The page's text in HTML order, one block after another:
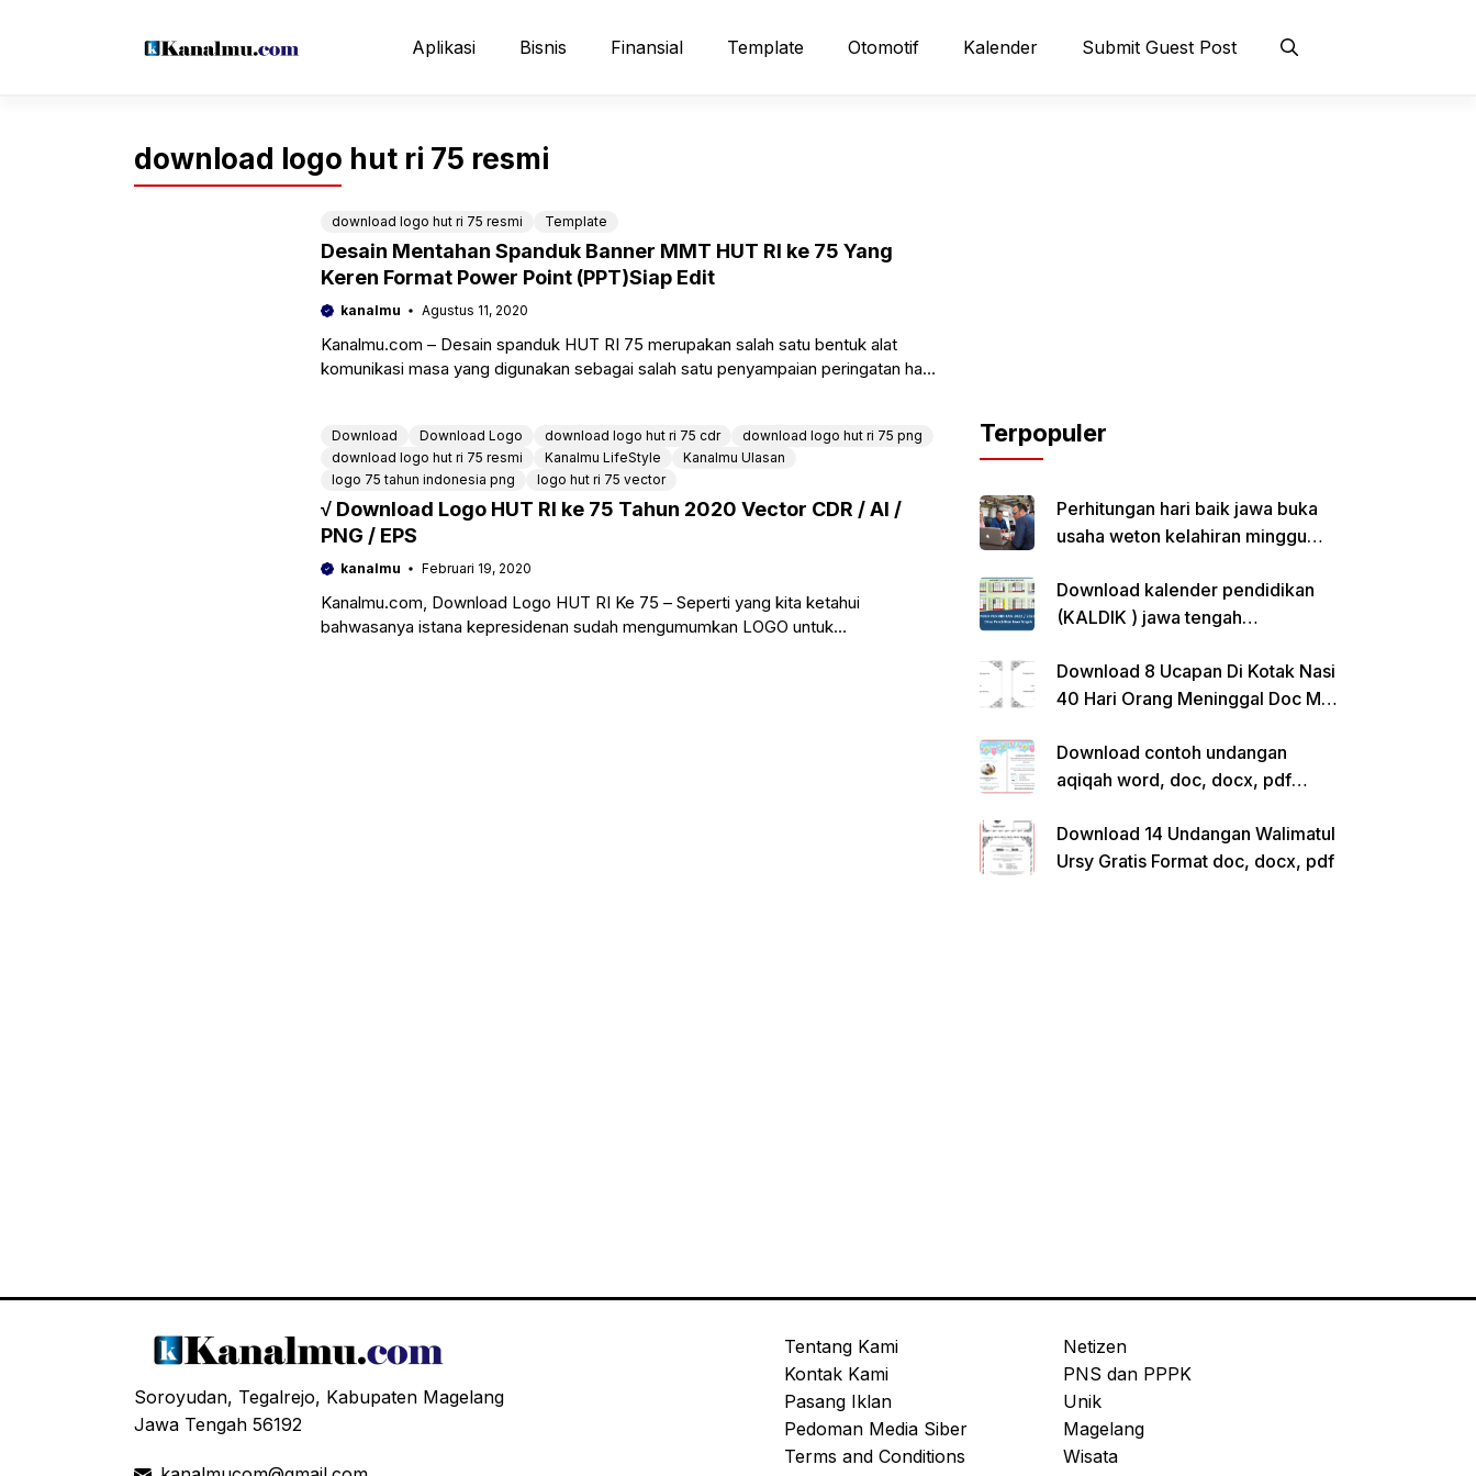
Aplikasi Bisnis Finansial Template Otomotif Kalender Submit Guest Post
download logo hut ri 75 resmi
download logo hut ri 75 resmi Template
Desain Mentahan Spanduk Banner MMT HUT RI ke 75 Yang
Keren Format Power Point (PPT)Siap Edit
kanalmu Agustus 11, 2020
Kanalmu.com – Desain spanduk HUT RI 75 merupakan salah satu bentuk alat
komunikasi masa yang digunakan sebagai salah satu penyampaian peringatan hari
Download Download Logo download logo hut ri 75 cdr
download logo hut ri 75 png
download logo hut ri 75 resmi
Kanalmu LifeStyle
Kanalmu Ulasan
logo 75 tahun indonesia png
logo hut ri 75 vector
√ Download Logo HUT RI ke 75 Tahun 2020 Vector CDR / AI /
PNG / EPS
kanalmu Februari 19, 2020
Kanalmu.com, Download Logo HUT RI Ke 75 – Seperti yang kita ketahui
bahwasanya istana kepresidenan sudah mengumumkan LOGO untuk
Terpopuler
Perhitungan hari baik jawa buka
usaha weton kelahiran minggu
Download kalender pendidikan
(KALDIK ) jawa tengah
Download 8 Ucapan Di Kotak Nasi
40 Hari Orang Meninggal Doc Ms.
Download contoh undangan
aqiqah word, doc, docx, pdf
Download 14 Undangan Walimatul
Ursy Gratis Format doc, docx, pdf
Soroyudan, Tegalrejo, Kabupaten Magelang
Jawa Tengah 56192
Tentang Kami
Kontak Kami
Pasang Iklan
Pedoman Media Siber
Terms and Conditions
Netizen
PNS dan PPPK
Unik
Magelang
Wisata